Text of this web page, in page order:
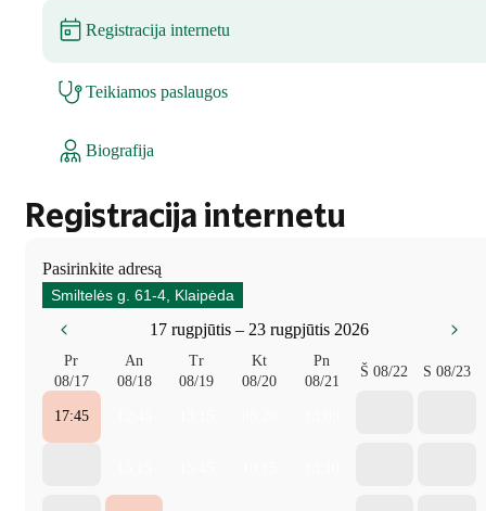
Registracija internetu
Teikiamos paslaugos
Biografija
Registracija internetu
Pasirinkite adresą
Smiltelės g. 61-4, Klaipėda
17 rugpjūtis – 23 rugpjūtis 2026
Pr
08/17
An
08/18
Tr
08/19
Kt
08/20
Pn
08/21
Š 08/22 S 08/23
17:45